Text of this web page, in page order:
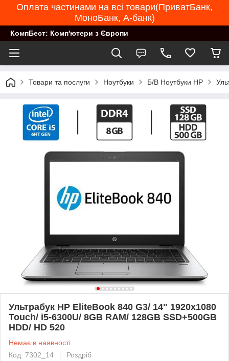
Оплата частинами на всі товари(ПриватБанк,
МоноБанк, А-банк)
КомпБест: Комп'ютери з Європи
Товари та послуги Ноутбуки Б/В Ноутбуки HP
Ультрабук HP EliteBook 840 G3/ 14" 1920x1080
Touch/ i5-6300U/ 8GB RAM/ 128GB SSD+500GB
HDD/ HD 520
Немає в наявності
Код: 7302_14
Роздріб